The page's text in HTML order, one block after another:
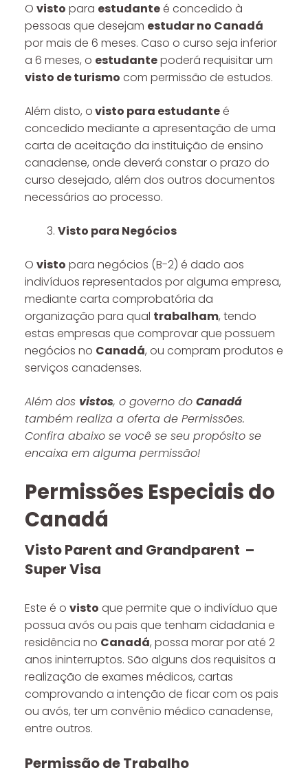
O visto para estudanteé concedido à
pessoas que desejam estudar no Canadá
por mais de 6 meses. Caso o curso seja inferior
a 6 meses, o estudantepoderá requisitar um
visto de turismo com permissão de estudos.
Além disto, ovisto para estudanteé
concedido mediante a apresentação de uma
carta de aceitação da instituição de ensino
canadense, onde deverá constar o prazo do
curso desejado, além dos outros documentos
necessários ao processo.
Visto para Negócios
O visto para negócios (B-2) é dado aos
indivíduos representados por alguma empresa,
mediante carta comprobatória da
organização para qual trabalham, tendo
estas empresas que comprovar que possuem
negócios no Canadá, ou compram produtos e
serviços canadenses.
Além dos vistos, o governo do Canadá
também realiza a oferta de Permissões.
Confira abaixo se você se seu propósito se
encaixa em alguma permissão!
Permissões Especiais do
Canadá
Visto Parent and Grandparent –
Super Visa
Este é o visto que permite que o indivíduo que
possua avós ou pais que tenham cidadania e
residência no Canadá, possa morar por até 2
anos ininterruptos. São alguns dos requisitos a
realização de exames médicos, cartas
comprovando a intenção de ficar com os pais
ou avós, ter um convênio médico canadense,
entre outros.
Permissão de Trabalho